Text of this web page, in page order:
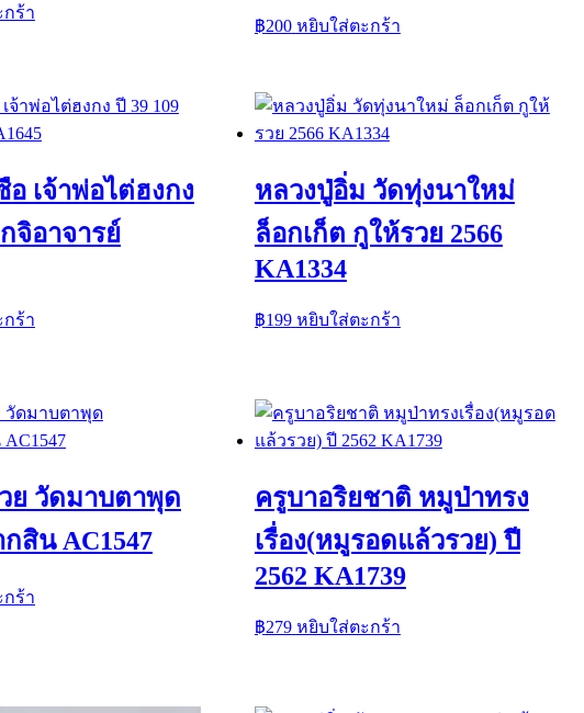
ร้า
฿200 หยิบใส่ตะกร้า
อ เจ้าพ่อไต่ฮงกง
กจิอาจารย์
ร้า
หลวงปู่อิ่ม วัดทุ่งนาใหม่
ล็อกเก็ต กูให้รวย 2566
KA1334
฿199 หยิบใส่ตะกร้า
ย วัดมาบตาพุด
สิน AC1547
ร้า
ครูบาอริยชาติ หมูป่าทรง
เรื่อง(หมูรอดแล้วรวย) ปี
2562 KA1739
฿279 หยิบใส่ตะกร้า